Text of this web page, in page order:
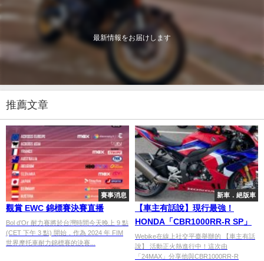
最新情報をお届けします
推薦文章
賽事消息
觀賞 EWC 錦標賽決賽直播
Bol d’Or 耐力賽將於台灣時間今天晚上 9 點
(CET 下午 3 點) 開始，作為 2024 年 FIM
世界摩托車耐力錦標賽的決賽...
新車．絕版車
【車主有話說】現行最強！
HONDA「CBR1000RR-R SP」
Webike在線上社交平臺舉辦的 【車主有話
說】 活動正火熱進行中！這次由
「24MAX」分享他與CBR1000RR-R